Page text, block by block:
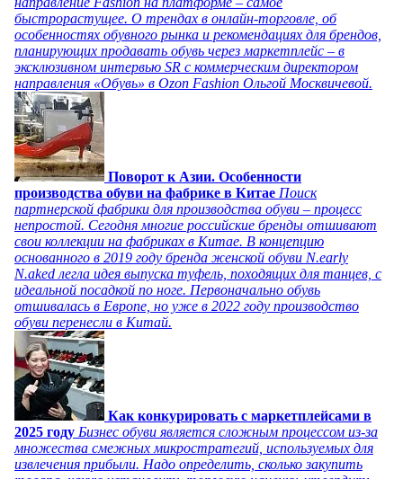
быстрорастущее. О трендах в онлайн-торговле, об
особенностях обувного рынка и рекомендациях для брендов,
планирующих продавать обувь через маркетплейс – в
эксклюзивном интервью SR с коммерческим директором
направления «Обувь» в Ozon Fashion Ольгой Москвичевой.
Поворот к Азии. Особенности
производства обуви на фабрике в Китае Поиск
партнерской фабрики для производства обуви – процесс
непростой. Сегодня многие российские бренды отшивают
свои коллекции на фабриках в Китае. В концепцию
основанного в 2019 году бренда женской обуви N.early
N.aked легла идея выпуска туфель, походящих для танцев, с
идеальной посадкой по ноге. Первоначально обувь
отшивалась в Европе, но уже в 2022 году производство
обуви перенесли в Китай.
Как конкурировать с маркетплейсами в
2025 году Бизнес обуви является сложным процессом из-за
множества смежных микростратегий, используемых для
извлечения прибыли. Надо определить, сколько закупить